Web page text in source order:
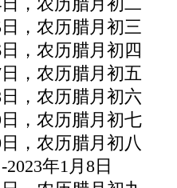
，农历腊月初三
，农历腊月初四
，农历腊月初五
，农历腊月初六
，农历腊月初七
，农历腊月初八
年1月8日